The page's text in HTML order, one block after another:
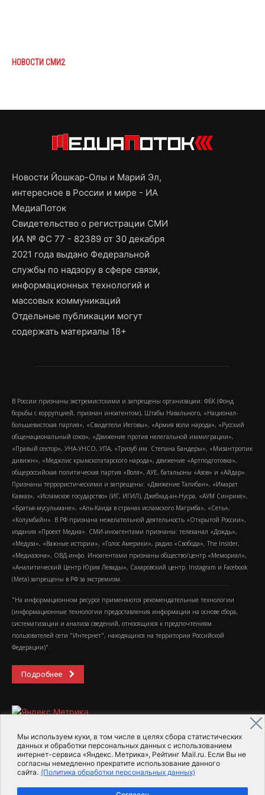
Мы используем куки, в том числе в целях сбора статистических
данных и обработки персональных данных с использованием
интернет-сервиса «Яндекс. Метрика», Рейтинг Mail.ru. Если Вы не
согласны немедленно прекратите использование данного
сайта. (Политика обработки персональных данных)
НОВОСТИ СМИ2
Новости Йошкар-Олы и Марий Эл,
интересное в России и мире - ИА
МедиаПоток
Свидетельство о регистрации СМИ
ИА № ФС 77 - 82389 от 30 декабря
2021 года выдано Федеральной
службы по надзору в сфере связи,
информационных технологий и
массовых коммуникаций
Отдельные публикации могут
содержать материалы 18+
В России признаны экстремистскими и запрещены организации: ФБК (Фонд
борьбы с коррупцией, признан иноагентом), Штабы Навального, «Национал-
большевистская партия», «Свидетели Иеговы», «Армия воли народа», «Русский
общенациональный союз», «Движение против нелегальной иммиграции»,
«Правый сектор», УНА-УНСО, УПА, «Тризуб им. Степана Бандеры», «Мизантропик
дивижн», «Меджлис крымскотатарского народа», движение «Артподготовка»,
общероссийская политическая партия «Воля», АУЕ, батальоны «Азов» и «Айдар».
Признаны террористическими и запрещены: «Движение Талибан», «Имарат
Кавказ», «Исламское государство» (ИГ, ИГИЛ), Джебхад-ан-Нусра, «АУМ Синрике»,
«Братья-мусульмане», «Аль-Каида в странах исламского Магриба», «Сеть»,
«Колумбайн». В РФ признана нежелательной деятельность «Открытой России»,
издания «Проект Медиа». СМИ-иноагентами признаны: телеканал «Дождь»,
«Медуза», «Важные истории», «Голос Америки», радио «Свобода», The Insider,
«Медиазона», ОВД-инфо. Иноагентами признаны общество/центр «Мемориал»,
«Аналитический Центр Юрия Левады», Сахаровский центр. Instagram и Facebook
(Metа) запрещены в РФ за экстремизм.
"На информационном ресурсе применяются рекомендательные технологии
(информационные технологии предоставления информации на основе сбора,
систематизации и анализа сведений, относящихся к предпочтениям
пользователей сети "Интернет", находящихся на территории Российской
Федерации)".
Подробнее
2015-2026- Информационное агентство МедиаПоток
Для справки Об издании
Пользовательское соглашение